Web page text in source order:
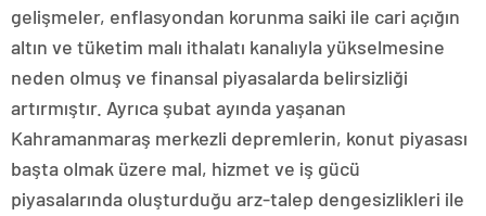
gelişmeler, enflasyondan korunma saiki ile cari açığın
altın ve tüketim malı ithalatı kanalıyla yükselmesine
neden olmuş ve finansal piyasalarda belirsizliği
artırmıştır. Ayrıca şubat ayında yaşanan
Kahramanmaraş merkezli depremlerin, konut piyasası
başta olmak üzere mal, hizmet ve iş gücü
piyasalarında oluşturduğu arz-talep dengesizlikleri ile